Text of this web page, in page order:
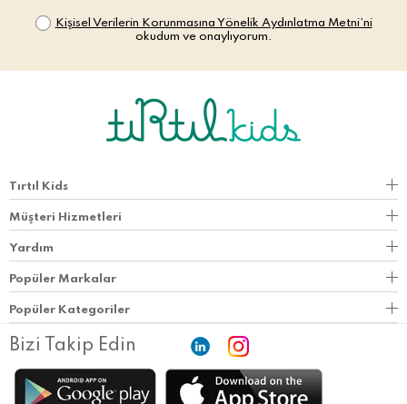
Kişisel Verilerin Korunmasına Yönelik Aydınlatma Metni’ni
okudum ve onaylıyorum.
Tırtıl Kids
Müşteri Hizmetleri
Yardım
Popüler Markalar
Popüler Kategoriler
Bizi Takip Edin